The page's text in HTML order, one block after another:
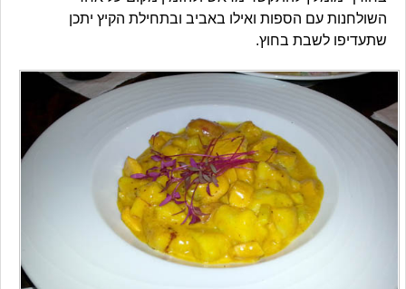
השולחנות עם הספות ואילו באביב ובתחילת הקיץ יתכן
שתעדיפו לשבת בחוץ.